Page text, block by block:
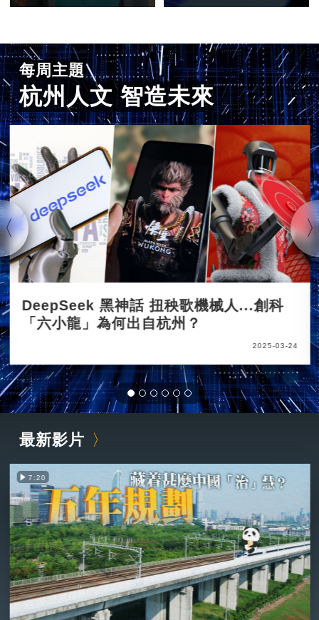
每周主題
杭州人文 智造未來
DeepSeek 黑神話 扭秧歌機械人...創科
「六小龍」為何出自杭州？
2025-03-24
最新影片
7:20